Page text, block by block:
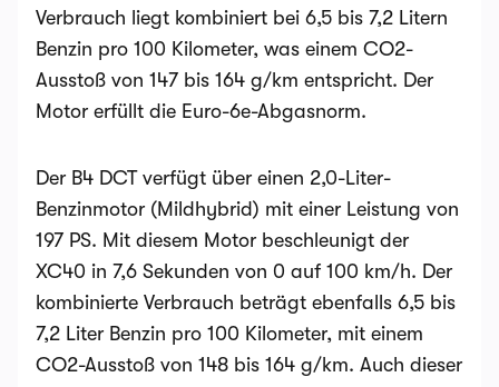
Verbrauch liegt kombiniert bei 6,5 bis 7,2 Litern
Benzin pro 100 Kilometer, was einem CO2-
Ausstoß von 147 bis 164 g/km entspricht. Der
Motor erfüllt die Euro-6e-Abgasnorm.
Der B4 DCT verfügt über einen 2,0-Liter-
Benzinmotor (Mildhybrid) mit einer Leistung von
197 PS. Mit diesem Motor beschleunigt der
XC40 in 7,6 Sekunden von 0 auf 100 km/h. Der
kombinierte Verbrauch beträgt ebenfalls 6,5 bis
7,2 Liter Benzin pro 100 Kilometer, mit einem
CO2-Ausstoß von 148 bis 164 g/km. Auch dieser